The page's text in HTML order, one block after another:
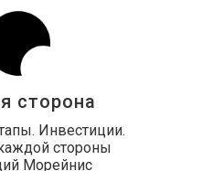
сторона
Инвестиции.
стороны
Морейнис